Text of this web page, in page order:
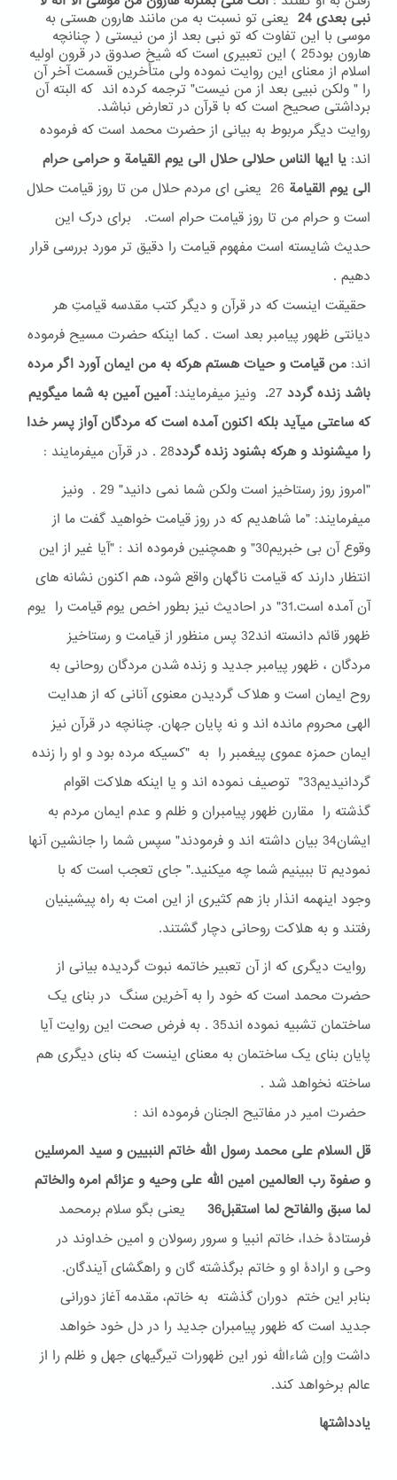
نبی بعدی 24
یعنی تو نسبت به من مانند هارون هستی به
موسی با این تفاوت که تو نبی بعد از من نیستی ( چنانچه
هارون بود25 ) این تعبیری است که شیخ صدوق در قرون اولیه
اسلام از معنای این روایت نموده ولی متأخرین قسمت آخر آن
را " ولکن نبیی بعد از من نیست" ترجمه کرده اند که البته آن
برداشتی صحیح است که با قرآن در تعارض نباشد.
روایت دیگر مربوط به بیانی از حضرت محمد است که فرموده
اند: یا ایها الناس حلالی حلال الی یوم القیامة و حرامی حرام
الی یوم القیامة 26 یعنی ای مردم حلال من تا روز قیامت حلال
است و حرام من تا روز قیامت حرام است. برای درک این
حدیث شایسته است مفهوم قیامت را دقیق تر مورد بررسی قرار
دهیم .
حقیقت اینست که در قرآن و دیگر کتب مقدسه قیامتِ هر
دیانتی ظهور پیامبر بعد است . کما اینکه حضرت مسیح فرموده
اند: من قیامت و حیات هستم هرکه به من ایمان آورد اگر مرده
باشد زنده گردد 27
. ونیز میفرمایند:آمین آمین به شما میگویم
که ساعتی میآید بلکه اکنون آمده است که مردگان آواز پسر خدا
را میشنوند و هرکه بشنود زنده گردد28 . در قرآن میفرمایند :
"امروز روز رستاخیز است ولکن شما نمی دانید" 29 . ونیز
میفرمایند: "ما شاهدیم که در روز قیامت خواهید گفت ما از
وقوع آن بی خبریم30" و همچنین فرموده اند : "آیا غیر از این
انتظار دارند که قیامت ناگهان واقع شود، هم اکنون نشانه های
آن آمده است.31" در احادیث نیز بطور اخص یوم قیامت را یوم
ظهور قائم دانسته اند32 پس منظور از قیامت و رستاخیز
مردگان ، ظهور پیامبر جدید و زنده شدن مردگان روحانی به
روح ایمان است و هلاک گردیدن معنوی آنانی که از هدایت
الهی محروم مانده اند و نه پایان جهان. چنانچه در قرآن نیز
ایمان حمزه عموی پیغمبر را به "کسیکه مرده بود و او را زنده
گردانیدیم33" توصیف نموده اند و یا اینکه هلاکت اقوام
گذشته را مقارن ظهور پیامبران و ظلم و عدم ایمان مردم به
ایشان34 بیان داشته اند و فرمودند" سپس شما را جانشین آنها
نمودیم تا ببینیم شما چه میکنید." جای تعجب است که با
وجود اینهمه انذار باز هم کثیری از این امت به راه پیشینیان
رفتند و به هلاکت روحانی دچار گشتند.
روایت دیگری که از آن تعبیر خاتمه نبوت گردیده بیانی از
حضرت محمد است که خود را به آخرین سنگ در بنای یک
ساختمان تشبیه نموده اند35 . به فرض صحت این روایت آیا
پایان بنای یک ساختمان به معنای اینست که بنای دیگری هم
ساخته نخواهد شد .
حضرت امیر در مفاتیح الجنان فرموده اند :
قل السلام علی محمد رسول الله خاتم النبیین و سید المرسلین
و صفوة رب العالمین امین الله علی وحیه و عزائم امره والخاتم
لما سبق والفاتح لما استقبل36
یعنی بگو سلام برمحمد
فرستادۀ خدا، خاتم انبیا و سرور رسولان و امین خداوند در
وحی و ارادۀ او و خاتم برگذشته گان و راهگشای آیندگان.
بنابر این ختم دوران گذشته به خاتم، مقدمه آغاز دورانی
جدید است که ظهور پیامبران جدید را در دل خود خواهد
داشت وإن شاءالله نور این ظهورات تیرگیهای جهل و ظلم را از
عالم برخواهد کند.
یادداشتها